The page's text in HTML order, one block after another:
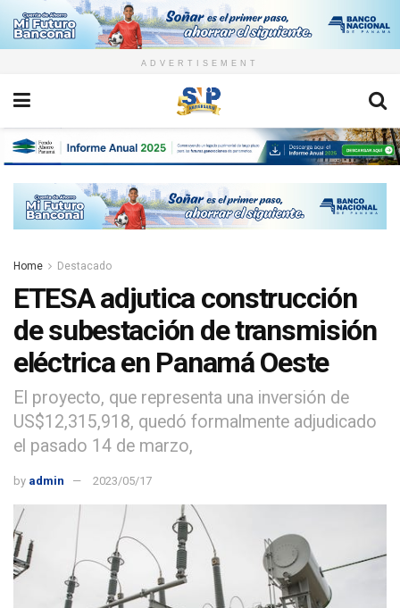
ADVERTISEMENT
Home Destacado
ETESA adjutica construcción
de subestación de transmisión
eléctrica en Panamá Oeste
El proyecto, que representa una inversión de
US$12,315,918, quedó formalmente adjudicado
el pasado 14 de marzo,
by admin 2023/05/17